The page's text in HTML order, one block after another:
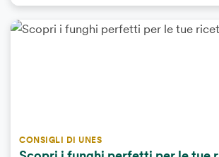
CONSIGLI DI UNES